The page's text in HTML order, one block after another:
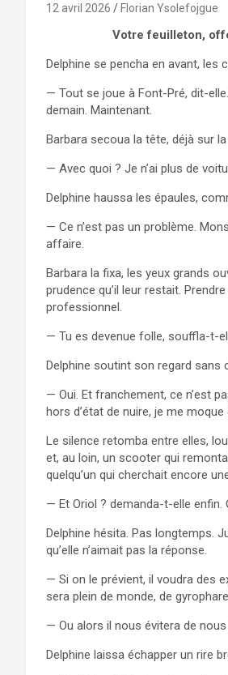
12 avril 2026 Florian Ysolefojgue
Votre feuilleton,
Delphine se pencha en avant, les
— Tout se joue à Font-Pré, dit-
demain. Maintenant.
Barbara secoua la tête, déjà sur
— Avec quoi ? Je n’ai plus de
Delphine haussa les épaules,
— Ce n’est pas un problème.
affaire.
Barbara la fixa, les yeux grands
prudence qu’il leur restait.
professionnel.
— Tu es devenue folle, souffla-t-
Delphine soutint son regard sans
— Oui. Et franchement, ce n’est
hors d’état de nuire, je me
Le silence retomba entre elles,
et, au loin, un scooter qui
quelqu’un qui cherchait encore
— Et Oriol ? demanda-t-elle enfin.
Delphine hésita. Pas longtemps.
qu’elle n’aimait pas la réponse.
— Si on le prévient, il voudra des
sera plein de monde, de
— Ou alors il nous évitera de
Delphine laissa échapper un rire